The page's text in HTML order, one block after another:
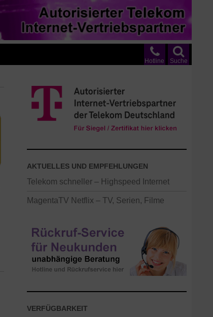
Suche
Hotline
AKTUELLES UND EMPFEHLUNGEN
Telekom schneller – Highspeed Internet
MagentaTV Netflix – TV, Serien, Filme
VERFÜGBARKEIT